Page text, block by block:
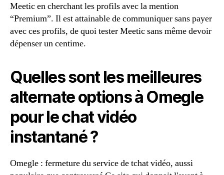
Meetic en cherchant les profils avec la mention
“Premium”. Il est attainable de communiquer sans payer
avec ces profils, de quoi tester Meetic sans même devoir
dépenser un centime.
Quelles sont les meilleures
alternate options à Omegle
pour le chat vidéo
instantané ?
Omegle : fermeture du service de tchat vidéo, aussi